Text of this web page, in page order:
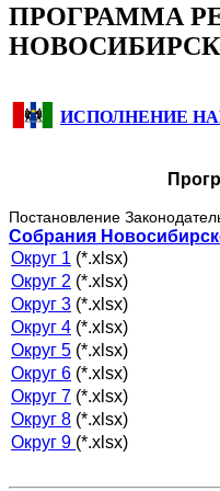
ПРОГРАММА
ИСПОЛНЕНИЕ
Постановление
Собрания
Округ 1 (*.xlsx)
Округ 2 (*.xlsx)
Округ 3 (*.xlsx)
Округ 4 (*.xlsx)
Округ 5 (*.xlsx)
Округ 6 (*.xlsx)
Округ 7 (*.xlsx)
Округ 8 (*.xlsx)
Округ 9 (*.xlsx)